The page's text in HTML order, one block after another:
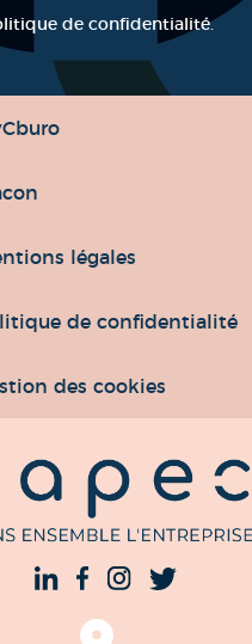
de confidentialité.
légales
de confidentialité
des cookies